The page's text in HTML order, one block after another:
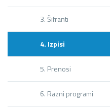
3. Šifranti
4. Izpisi
5. Prenosi
6. Razni programi